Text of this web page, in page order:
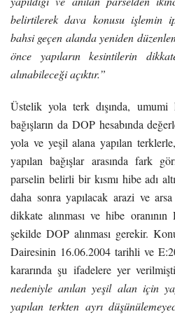
belirtilerek dava konusu işlemin
bahsi geçen alanda yeniden
önce yapıların kesintilerin
alınabileceği açıktır.”
Üstelik yola terk dışında, umumi
bağışların da DOP hesabında
yola ve yeşil alana yapılan
yapılan bağışlar arasında fark
parselin belirli bir kısmı hibe adı
daha sonra yapılacak arazi ve
dikkate alınması ve hibe
şekilde DOP alınması gerekir.
Dairesinin 16.06.2004 tarihli ve
kararında şu ifadelere yer
nedeniyle anılan yeşil alan için
yapılan terkten ayrı